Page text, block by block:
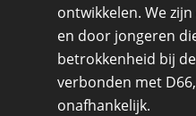
ontwikkelen. We
en door jongeren
betrokkenheid bij
verbonden met
onafhankelijk.